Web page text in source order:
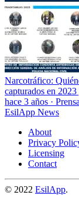
Narcotráfico:
capturados en
hace 3 años ·
EsilApp News
About
Privacy
Licensing
Contact
© 2022 EsilApp.